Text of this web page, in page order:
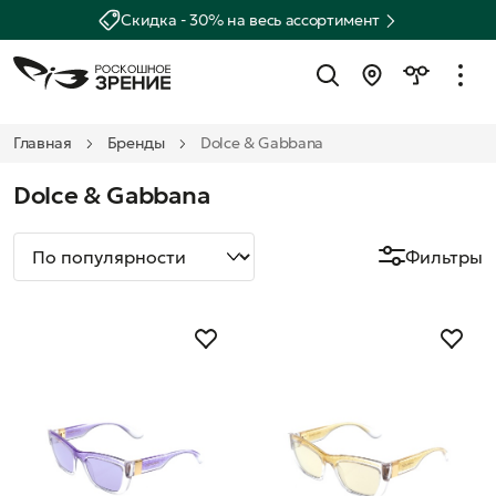
Скидка - 30% на весь ассортимент
Главная Бренды Dolce & Gabbana
Dolce & Gabbana
Фильтры